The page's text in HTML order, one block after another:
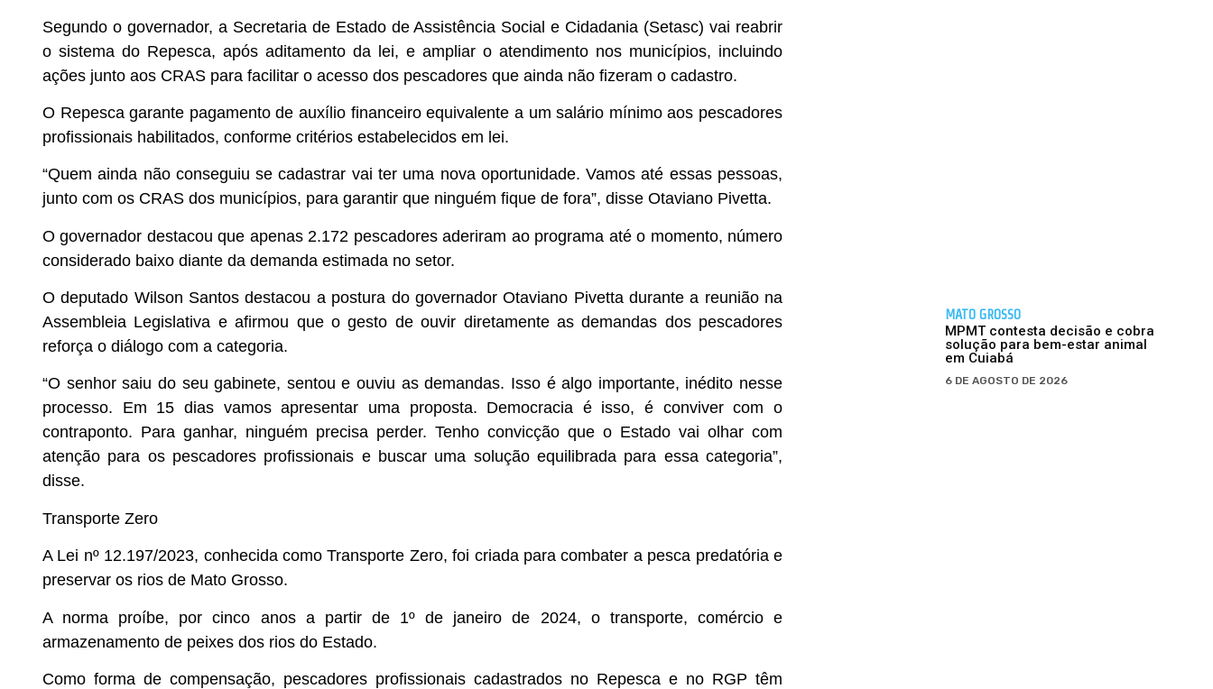
Segundo o governador, a Secretaria de Estado de Assistência Social e Cidadania (Setasc) vai reabrir
o sistema do Repesca, após aditamento da lei, e ampliar o atendimento nos municípios, incluindo
ações junto aos CRAS para facilitar o acesso dos pescadores que ainda não fizeram o cadastro.
O Repesca garante pagamento de auxílio financeiro equivalente a um salário mínimo aos pescadores
profissionais habilitados, conforme critérios estabelecidos em lei.
“Quem ainda não conseguiu se cadastrar vai ter uma nova oportunidade. Vamos até essas pessoas,
junto com os CRAS dos municípios, para garantir que ninguém fique de fora”, disse Otaviano Pivetta.
O governador destacou que apenas 2.172 pescadores aderiram ao programa até o momento, número
considerado baixo diante da demanda estimada no setor.
O deputado Wilson Santos destacou a postura do governador Otaviano Pivetta durante a reunião na
Assembleia Legislativa e afirmou que o gesto de ouvir diretamente as demandas dos pescadores
reforça o diálogo com a categoria.
“O senhor saiu do seu gabinete, sentou e ouviu as demandas. Isso é algo importante, inédito nesse
processo. Em 15 dias vamos apresentar uma proposta. Democracia é isso, é conviver com o
contraponto. Para ganhar, ninguém precisa perder. Tenho convicção que o Estado vai olhar com
atenção para os pescadores profissionais e buscar uma solução equilibrada para essa categoria”,
disse.
Transporte Zero
A Lei nº 12.197/2023, conhecida como Transporte Zero, foi criada para combater a pesca predatória e
preservar os rios de Mato Grosso.
A norma proíbe, por cinco anos a partir de 1º de janeiro de 2024, o transporte, comércio e
armazenamento de peixes dos rios do Estado.
Como forma de compensação, pescadores profissionais cadastrados no Repesca e no RGP têm
MATO GROSSO
MPMT contesta decisão e cobra
solução para bem-estar animal
em Cuiabá
6 DE AGOSTO DE 2026